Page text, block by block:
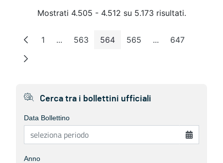
Mostrati 4.505 - 4.512 su 5.173 risultati.
Pagina
1 ...Pagine intermedie
Pagina
563 Pagina
564 Pagina
565 ...Pagine intermedie
Pagina
647
Cerca tra i bollettini ufficiali
Data Bollettino
Anno